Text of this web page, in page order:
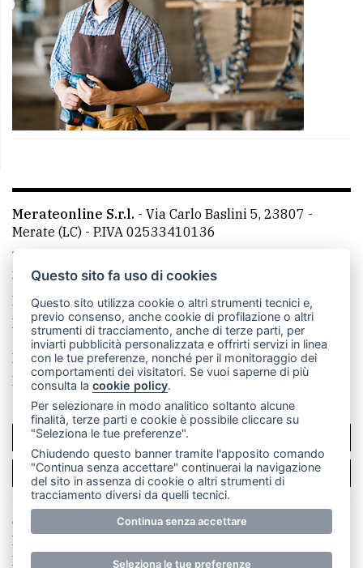
Merateonline S.r.l. - Via Carlo Baslini 5, 23807 -
Merate (LC) - P.IVA 02533410136
Telefono:
mail: redazione@merateonline.it
La redazione
CasateOnline LeccoOnline
RSS
Made by VIP
Privacy policy
Cookie policy
Rivedi le tue scelte sui cookie
SCRIVICI
PER LA TUA PUBBLICITÀ
© Copyright Merateonline S.r.l. - Tutti i diritti riservati.
E' proibita la riproduzione e pubblicazione anche
parziale di testi, articoli e immagini senza la
Questo sito fa uso di cookies
Questo sito utilizza cookie o altri strumenti tecnici e,
previo consenso, anche cookie di profilazione o altri
strumenti di tracciamento, anche di terze parti, per
inviarti pubblicità personalizzata e offrirti servizi in linea
con le tue preferenze, nonché per il monitoraggio dei
comportamenti dei visitatori. Se vuoi saperne di più
consulta lacookie policy.
Per selezionare in modo analitico soltanto alcune
finalità, terze parti e cookie è possibile cliccare su
"Seleziona le tue preferenze".
Chiudendo questo banner tramite l'apposito comando
"Continua senza accettare" continuerai la navigazione
del sito in assenza di cookie o altri strumenti di
tracciamento diversi da quelli tecnici.
Continua senza accettare
Seleziona le tue preferenze